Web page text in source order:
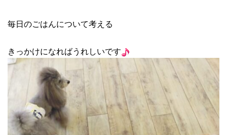
毎日のごはんについて考える
きっかけになればうれしいです